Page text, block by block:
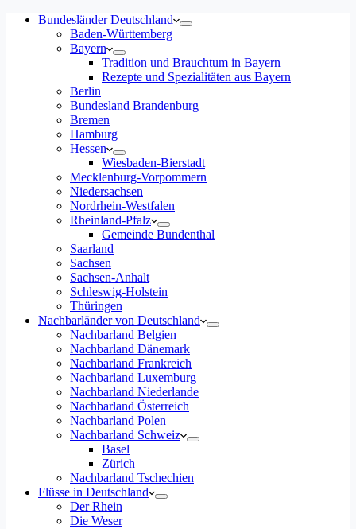
Bundesländer Deutschland
Baden-Württemberg
Bayern
Tradition und Brauchtum in Bayern
Rezepte und Spezialitäten aus Bayern
Berlin
Bundesland Brandenburg
Bremen
Hamburg
Hessen
Wiesbaden-Bierstadt
Mecklenburg-Vorpommern
Niedersachsen
Nordrhein-Westfalen
Rheinland-Pfalz
Gemeinde Bundenthal
Saarland
Sachsen
Sachsen-Anhalt
Schleswig-Holstein
Thüringen
Nachbarländer von Deutschland
Nachbarland Belgien
Nachbarland Dänemark
Nachbarland Frankreich
Nachbarland Luxemburg
Nachbarland Niederlande
Nachbarland Österreich
Nachbarland Polen
Nachbarland Schweiz
Basel
Zürich
Nachbarland Tschechien
Flüsse in Deutschland
Der Rhein
Die Weser